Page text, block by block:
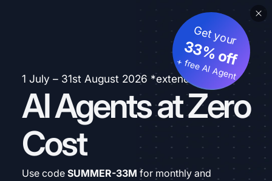
1 July – 31st August 2026 *extended
AI Agents at Zero
Cost
Get your
33% off
+ free AI Agent
Use code SUMMER-33M for monthly and